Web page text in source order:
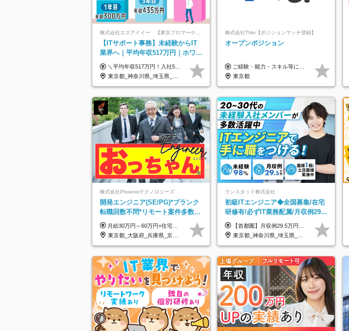
株式会社エスアイイー 【東京プロマーケット上場】
【ITサポート事務】未経験からIT
業界へ｜平均年収517万円｜ホワイ
ト企業認定｜年休134日｜リモート
OK
＼平均年収517万円！入社5年目まで毎年必ず昇給／ ■賞与年3回 ■年収800万円以上も可 ■入社3年以上の平均年収469.2万円 月給23万2000円以上＋賞与年3回＋各種手当 ☆入社5年目まで最大1万5000円の定期昇給を確約 ┃各種手当充実 ・規定の資格を取得すれば、2000円～5万円を毎月支給（2万4000円～60万円／年） ・研修中に取得した取得率95％の資格でも研修後の給料UP ※月給は年齢・経験・能力を考慮して、優遇いたします ※上記月給金額は固定残業代（20時間/3万1300円円以上）を含み、超過分は別途支給いたします ※試用期間（6ヶ月）は月給に変動はありますが、その他待遇に差異はありません ├入社後1ヶ月～3ヶ月間は、月給20万1900円となります └上記金額は固定残業代（10時間／1万6000円）を含み、超過分は別途支給いたします
東京都_神奈川県_埼玉県_千葉県_大阪府_愛知県_北海道_青森県_岩手県_宮城県_秋田県_山形県_福島県_茨城県_栃木県_群馬県_新潟県_山梨県_長野県_富山県_石川県_福井県_静岡県_岐阜県_三重県_兵庫県_京都府_滋賀県_奈良県_和歌山県_広島県_岡山県_鳥取県_島根県_山口県_徳島県_香川県_愛媛県_高知県_福岡県_熊本県_佐賀県_長崎県_大分県_宮崎県_鹿児島県_沖縄県
株式会社TVer【ポジションマッチ登録】
オープンポジション
ご経験・能力・スキル等により、当社基準にて優遇・相談のうえ決定いたします。
東京都
株式会社Phoenixテクノロジーズ
開発エンジニア(SE/PG)*ブランク
転職回数不問*リモート案件多数*
残業ほぼ0*通院のための半休制度
あり
月給30万円～60万円+住宅手当+職能手当+役職手当+決算賞与+報奨金 ※経験・能力を考慮し、優遇します ※給与には20時間分のみなし時間外手当(3万7000円以上)を含みます(超過時間分は別途追加支給) ※試用期間3～6ヵ月あり(その間の給与、待遇に差異なし) ※場合によって契約社員での採用の可能性あり(面接時に応相談)
東京都_大阪府_兵庫県_京都府_福岡県
ランスタッド株式会社
初級ITエンジニア◆全国募集/在宅
研修有/必ずIT業務配属/月収例29.5
万円/Web面接1回/SE
【首都圏】月収例29.5万円（月給26万円＋諸手当） 【東海・関西】月収例28.5万円（月給25万円＋諸手当） 【九州】月収例26万円（月給23万円＋諸手当） ※経験・スキル・前職給与を踏まえ、総合的に判断して決定します。 例：首都圏 月収例31万円（月給27万円＋諸手当） ◆各種手当 ・通勤手当（上限4万円まで） ・残業代手当（1分単位で全額支給） ※固定残業代制は採用しておりません ・深夜勤務手当 ・資格取得支援（ランクに応じてお祝い金1万円～10万円を支給） ◆昇給：年1回 ◆補足 ・研修中1ヶ月間は、時給1670円となります。 ・試用期間6ヶ月あり。その間の待遇に変更はありません。 ※詳細は面接時にご案内します。
東京都_神奈川県_埼玉県_千葉県_大阪府_愛知県_兵庫県_京都府_福岡県